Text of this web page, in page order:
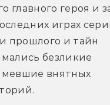
главного героя и
играх
прошлого и тайн
безликие
внятных